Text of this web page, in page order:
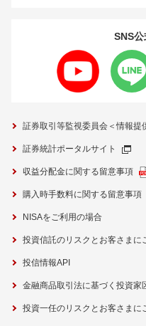
SNS公
証券取引等監視委員会＜情報提
証券統計ポータルサイト
収益分配金に関する留意事項
購入時手数料に関する留意事項
NISAをご利用の場合
投資信託のリスクとお客さまに
投信情報API
金融商品取引法に基づく投資家
投資一任のリスクとお客さまに